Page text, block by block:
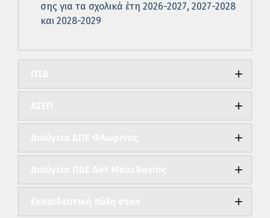
σης για τα σχολικά έτη 2026-2027, 2027-2028
και 2028-2029